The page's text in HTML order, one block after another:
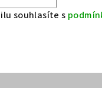
souhlasíte s